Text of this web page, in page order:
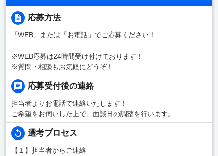
応募方法
「WEB」または「お電話」でご応募ください！
※WEB応募は24時間受け付けております！
※質問・相談もお気軽にどうぞ！
応募受付後の連絡
担当者よりお電話で連絡いたします！
ご希望をお伺いした上で、面談日の調整を行います。
選考プロセス
【１】担当者からご連絡